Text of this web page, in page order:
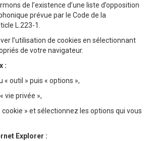
de l’existence d’une liste d’opposition
prévue par le Code de la
L.223-1.
l’utilisation de cookies en sélectionnant
de votre navigateur.
:
« outil » puis « options »,
vie privée »,
cookie » et sélectionnez les options qui vous
Explorer :